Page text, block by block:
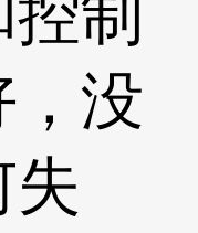
制
，没